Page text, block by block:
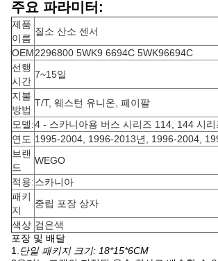
주요 파라미터:
제품
이름
질소 산소 센서
OEM2296800 5WK9 6694C 5WK96694C
선행
시간
7~15일
지불
방법
T/T, 웨스턴 유니온, 페이팔
모델:4 - 스카니아용 버스 시리즈 114, 144 시리
연도 1995-2004, 1996-2013년, 1996-2004,
브랜
드
WEGO
적용:스카니아
패키
지
중립 포장 상자
색상 검은색
포장 및 배달
1. 단일 패키지 크기: 18*15*6CM